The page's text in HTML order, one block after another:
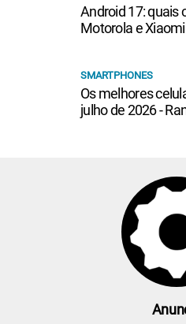
Android 17: quais
Motorola e
SMARTPHONES
Os melhores
julho de 2026 -